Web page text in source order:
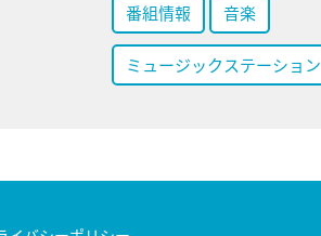
番組情報 音楽
ミュージックステーション